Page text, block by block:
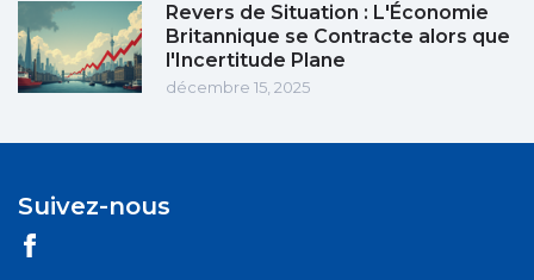
Revers de Situation : L'Économie
Britannique se Contracte alors que
l'Incertitude Plane
décembre 15, 2025
Suivez-nous